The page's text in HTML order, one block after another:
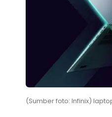
(Sumber foto: Infinix)